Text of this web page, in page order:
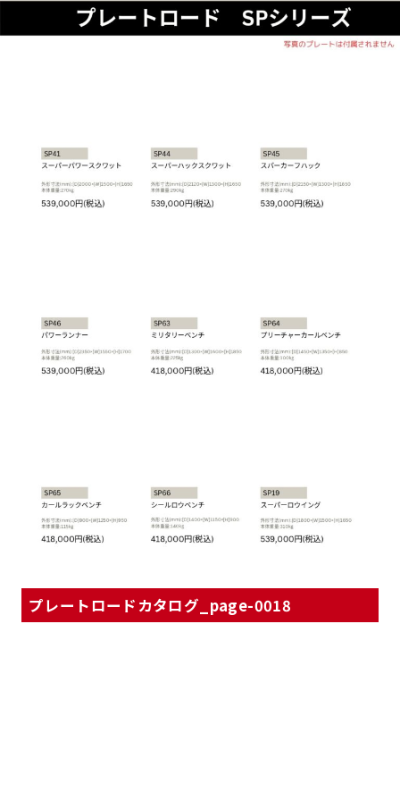
プレートロードカタログ_page-0018